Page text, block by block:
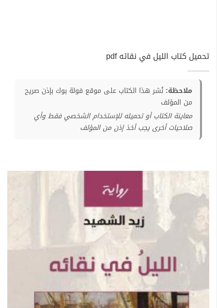
تحميل كتاب الليل في نقائه pdf
ملاحظة: نُشر هذا الكتاب على موقع فولة بوك بإذن صريح
من المؤلف
معاينة الكتاب أو تحميله للإستخدام الشخصي فقط وأي
صلاحيات أخرى يجب أخذ إذن من المؤلف